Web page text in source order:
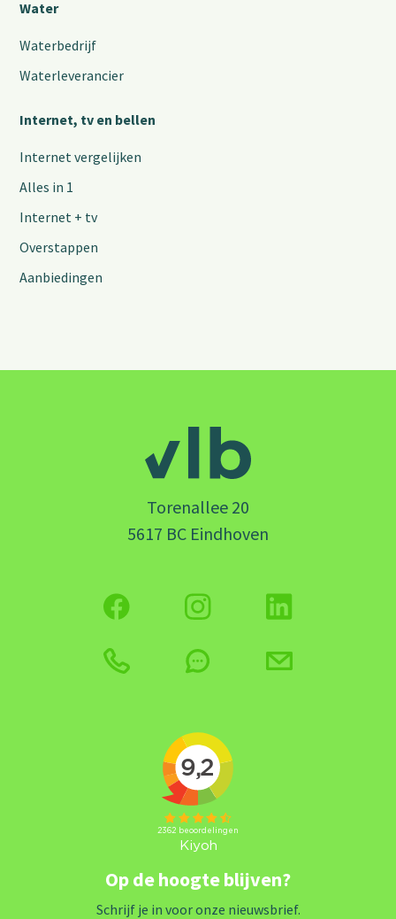
Water
Waterbedrijf
Waterleverancier
Internet, tv en bellen
Internet vergelijken
Alles in 1
Internet + tv
Overstappen
Aanbiedingen
Torenallee 20
5617 BC Eindhoven
Op de hoogte blijven?
Schrijf je in voor onze nieuwsbrief.